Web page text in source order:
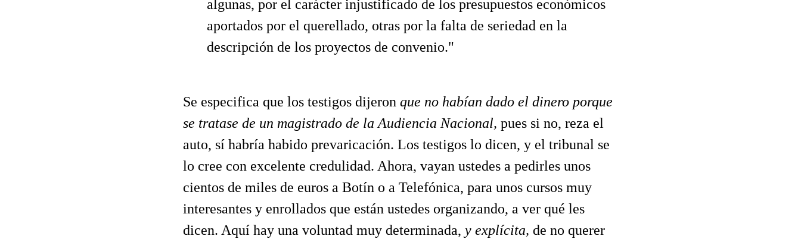
algunas, por el carácter injustificado de los presupuestos económicos
aportados por el querellado, otras por la falta de seriedad en la
descripción de los proyectos de convenio."
Se especifica que los testigos dijeron que no habían dado el dinero porque
se tratase de un magistrado de la Audiencia Nacional, pues si no, reza el
auto, sí habría habido prevaricación. Los testigos lo dicen, y el tribunal se
lo cree con excelente credulidad. Ahora, vayan ustedes a pedirles unos
cientos de miles de euros a Botín o a Telefónica, para unos cursos muy
interesantes y enrollados que están ustedes organizando, a ver qué les
dicen. Aquí hay una voluntad muy determinada, y explícita, de no querer